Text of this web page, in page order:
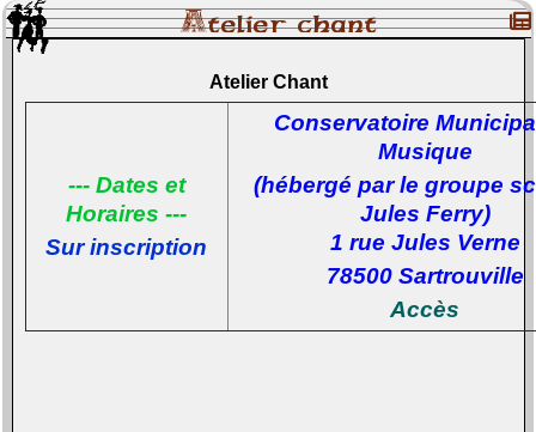
Atelier chant
Atelier Chant
--- Dates et
Horaires ---
Sur inscription
Conservatoire
Musique
(hébergé par le groupe
Jules Ferry)
1 rue Jules Verne
78500 Sartrouville
Accès